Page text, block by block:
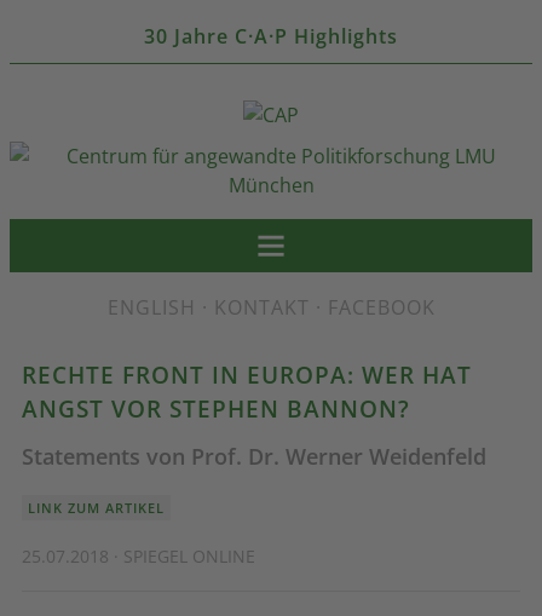
30 Jahre C·A·P Highlights
ENGLISH · KONTAKT · FACEBOOK
RECHTE FRONT IN EUROPA: WER HAT
ANGST VOR STEPHEN BANNON?
Statements von Prof. Dr. Werner Weidenfeld
LINK ZUM ARTIKEL
25.07.2018 · SPIEGEL ONLINE